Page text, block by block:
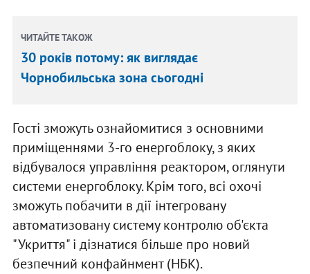
ЧИТАЙТЕ ТАКОЖ
30 років потому: як виглядає
Чорнобильська зона сьогодні
Гості зможуть ознайомитися з основними
приміщеннями 3-го енергоблоку, з яких
відбувалося управління реактором, оглянути
системи енергоблоку. Крім того, всі охочі
зможуть побачити в дії інтегровану
автоматизовану систему контролю об'єкта
"Укриття" і дізнатися більше про новий
безпечний конфайнмент (НБК).